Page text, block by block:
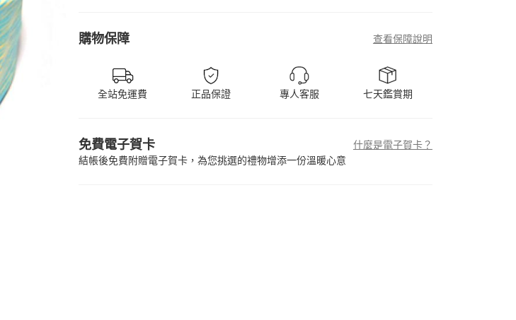
購物保障 查看保障說明
全站免運費 正品保證 專人客服 七天鑑賞期
免費電子賀卡
什麼是電子賀卡？
結帳後免費附贈電子賀卡，為您挑選的禮物增添一份溫暖心意